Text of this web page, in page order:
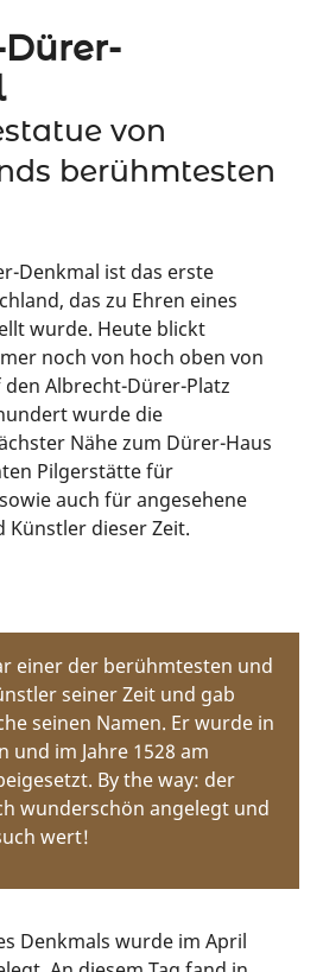
von
berühmtesten
Denkmal ist das erste
das zu Ehren eines
wurde. Heute blickt
noch von hoch oben von
Albrecht-Dürer-Platz
wurde die
Nähe zum Dürer-Haus
Pilgerstätte für
auch für angesehene
Künstler dieser Zeit.
einer der berühmtesten und
seiner Zeit und gab
seinen Namen. Er wurde in
im Jahre 1528 am
By the way: der
wunderschön angelegt und
wert!
Denkmals wurde im April